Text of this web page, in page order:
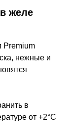
желе
Premium
нежные и
в
от +2°С